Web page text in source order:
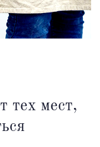
тех мест,